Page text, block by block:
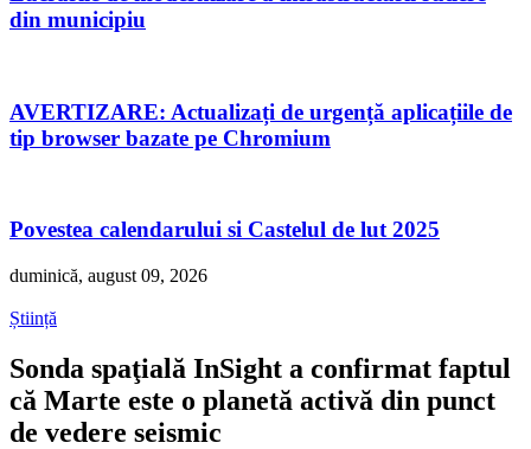
din municipiu
AVERTIZARE: Actualizați de urgență aplicațiile de
tip browser bazate pe Chromium
Povestea calendarului si Castelul de lut 2025
duminică, august 09, 2026
Știință
Sonda spaţială InSight a confirmat faptul
că Marte este o planetă activă din punct
de vedere seismic